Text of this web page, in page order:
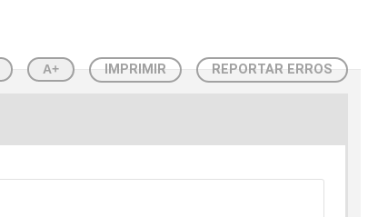
A+ IMPRIMIR REPORTAR ERROS